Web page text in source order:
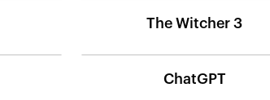
The Witcher 3
ChatGPT